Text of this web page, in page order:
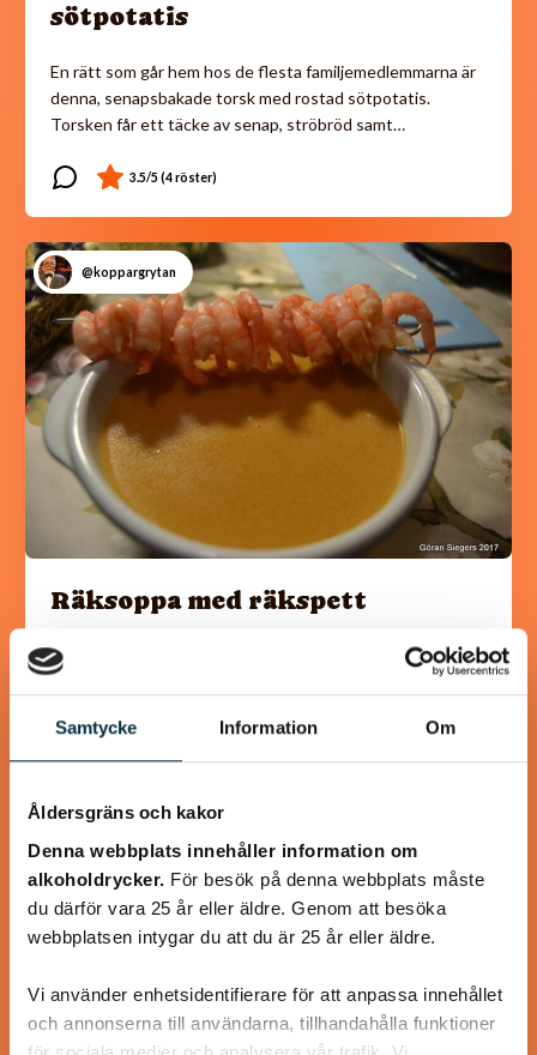
Samtycke Information Om
Åldersgräns och kakor
Denna webbplats innehåller information om
alkoholdrycker. För besök på denna webbplats måste
du därför vara 25 år eller äldre. Genom att besöka
webbplatsen intygar du att du är 25 år eller äldre.
Vi använder enhetsidentifierare för att anpassa innehållet
och annonserna till användarna, tillhandahålla funktioner
sötpotatis
En rätt som går hem hos de flesta familjemedlemmarna är
denna, senapsbakade torsk med rostad sötpotatis.
Torsken får ett täcke av senap, ströbröd samt…
@koppargrytan
Räksoppa med räkspett
En lyxig god räksoppa, lagad från grunden
@mumsan